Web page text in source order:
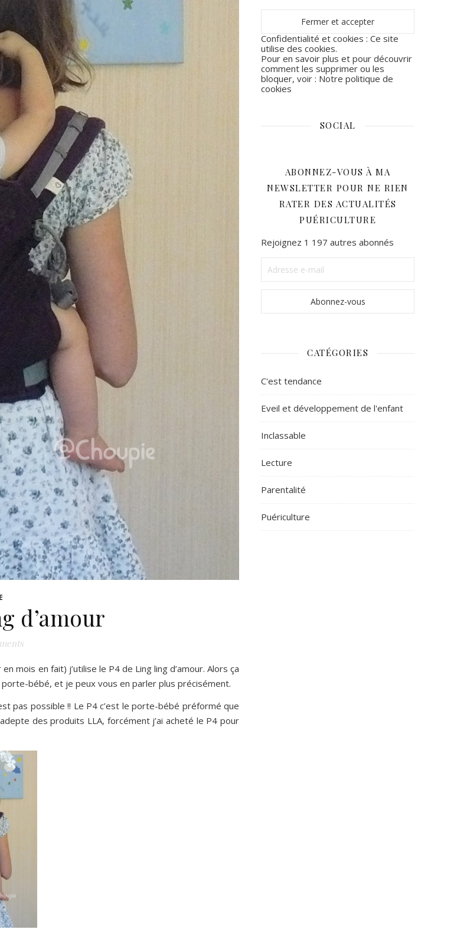
d’amour
mois en fait) j’utilise le P4 de Ling ling d’amour. Alors ça
bébé, et je peux vous en parler plus précisément.
pas possible !! Le P4 c’est le porte-bébé préformé que
des produits LLA, forcément j’ai acheté le P4 pour
Confidentialité et cookies : Ce site
utilise des cookies.
Pour en savoir plus et pour découvrir
comment les supprimer ou les
bloquer, voir : Notre politique de
cookies
SOCIAL
ABONNEZ-VOUS À MA
NEWSLETTER POUR NE RIEN
RATER DES ACTUALITÉS
PUÉRICULTURE
Rejoignez 1 197 autres abonnés
Adresse
CATÉGORIES
C'est tendance
Eveil et développement de l'enfant
Inclassable
Lecture
Parentalité
Puériculture